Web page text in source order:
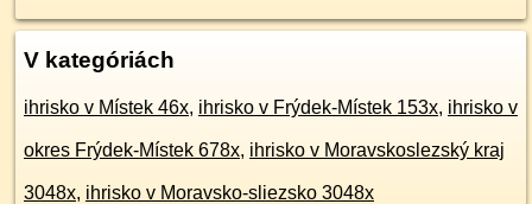
V kategóriách
ihrisko v Místek 46x, ihrisko v Frýdek-Místek 153x, ihrisko v
okres Frýdek-Místek 678x, ihrisko v Moravskoslezský kraj
3048x, ihrisko v Moravsko-sliezsko 3048x